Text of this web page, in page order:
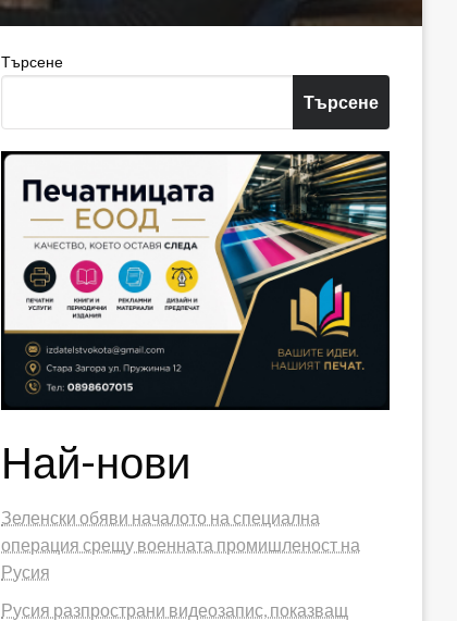
Търсене
Търсене
Най-нови
Зеленски обяви началото на специална
операция срещу военната промишленост на
Русия
Русия разпространи видеозапис, показващ